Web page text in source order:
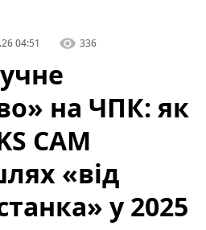
04:51 336
на ЧПК: як
CAM
«від
у 2025